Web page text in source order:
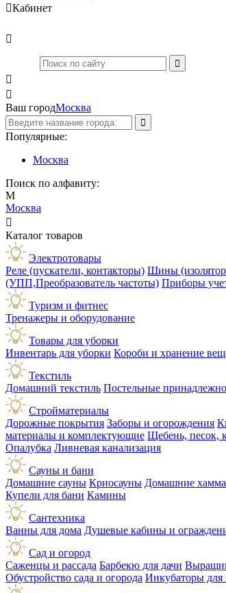
Кабинет



Ваш городМосква
Популярные:
Москва
Поиск по алфавиту:
М
Москва

Каталог товаров
Электротовары
Реле (пускатели, контакторы) Шины
(УПП,Преобразователь частоты) Приборы
Туризм и фитнес
Тренажеры и оборудование
Товары для уборки
Инвентарь для уборки Короби и хранение
Текстиль
Домашний текстиль Постельные
Стройматериалы
Дорожные покрытия Заборы и огорождения
материалы и комплектующие Щебень, песок,
Опалубка Ливневая канализация
Сауны и бани
Домашние сауны Криосауны Домашние
Купели для бани Камины
Сантехника
Ванны для дома Душевые кабины и
Сад и огород
Саженцы и рассада Барбекю для дачи
Обустройство сада и огорода Инкубаторы для